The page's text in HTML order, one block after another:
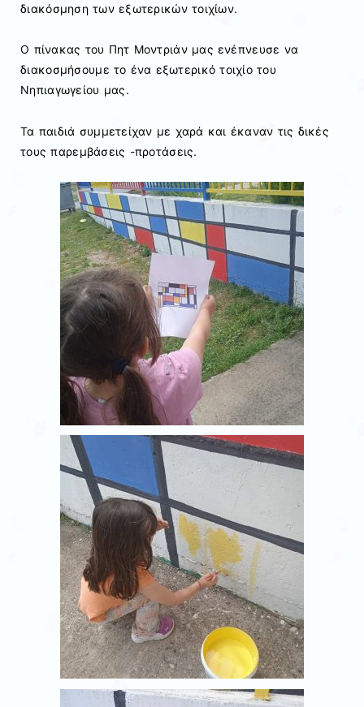
διακόσμηση των εξωτερικών τοιχίων.
Ο πίνακας του Πητ Μοντριάν μας ενέπνευσε να
διακοσμήσουμε το ένα εξωτερικό τοιχίο του
Νηπιαγωγείου μας.
Τα παιδιά συμμετείχαν με χαρά και έκαναν τις δικές
τους παρεμβάσεις -προτάσεις.